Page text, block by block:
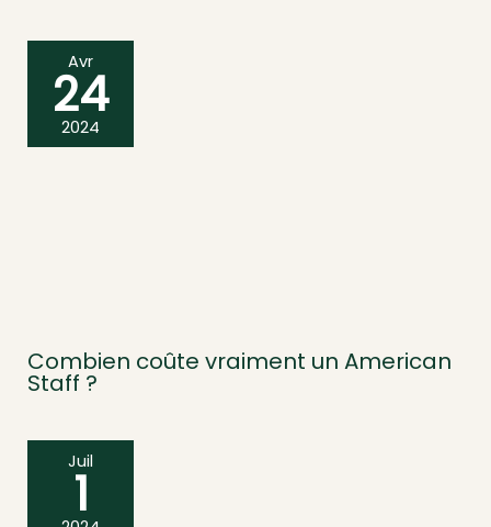
Avr
24
2024
Combien coûte vraiment un American
Staff ?
Juil
1